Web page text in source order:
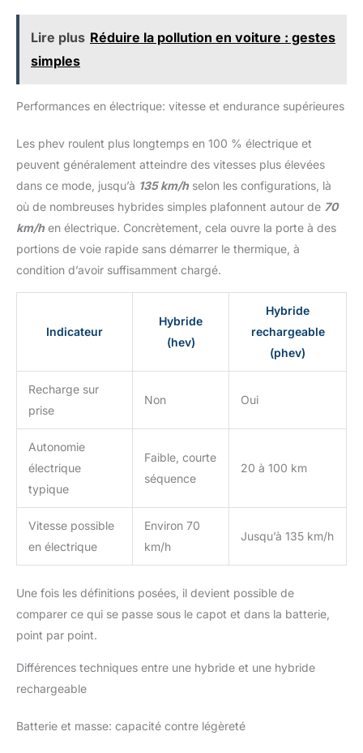
Lire plus Réduire la pollution en voiture : gestes
simples
Performances en électrique: vitesse et endurance supérieures
Les phev roulent plus longtemps en 100 % électrique et
peuvent généralement atteindre des vitesses plus élevées
dans ce mode, jusqu’à 135 km/h selon les configurations, là
où de nombreuses hybrides simples plafonnent autour de 70
km/h en électrique. Concrètement, cela ouvre la porte à des
portions de voie rapide sans démarrer le thermique, à
condition d’avoir suffisamment chargé.
Indicateur
Hybride
(hev)
Hybride
rechargeable
(phev)
Recharge sur
prise
Non Oui
Autonomie
électrique
typique
Faible, courte
séquence
20 à 100 km
Vitesse possible
en électrique
Environ 70
km/h
Jusqu’à 135 km/h
Une fois les définitions posées, il devient possible de
comparer ce qui se passe sous le capot et dans la batterie,
point par point.
Différences techniques entre une hybride et une hybride
rechargeable
Batterie et masse: capacité contre légèreté